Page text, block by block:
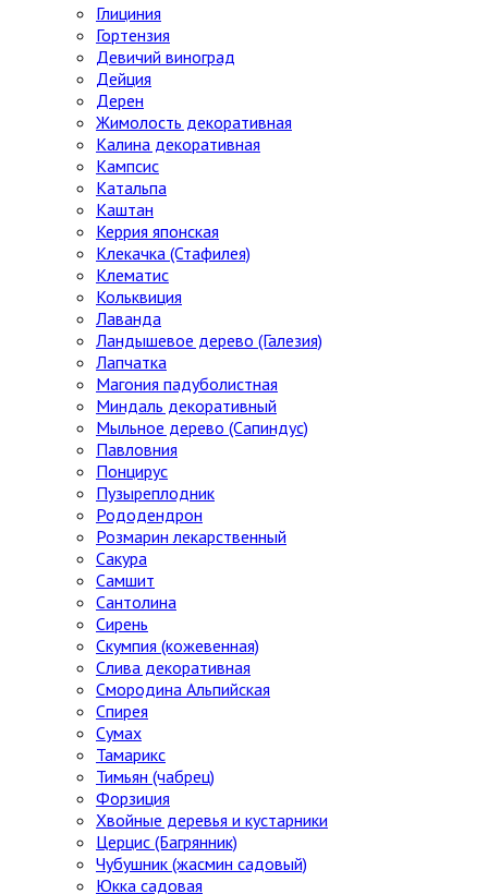
Глициния
Гортензия
Девичий виноград
Дейция
Дерен
Жимолость декоративная
Калина декоративная
Кампсис
Катальпа
Каштан
Керрия японская
Клекачка (Стафилея)
Клематис
Кольквиция
Лаванда
Ландышевое дерево (Галезия)
Лапчатка
Магония падуболистная
Миндаль декоративный
Мыльное дерево (Сапиндус)
Павловния
Понцирус
Пузыреплодник
Рододендрон
Розмарин лекарственный
Сакура
Самшит
Сантолина
Сирень
Скумпия (кожевенная)
Слива декоративная
Смородина Альпийская
Спирея
Сумах
Тамарикс
Тимьян (чабрец)
Форзиция
Хвойные деревья и кустарники
Церцис (Багрянник)
Чубушник (жасмин садовый)
Юкка садовая